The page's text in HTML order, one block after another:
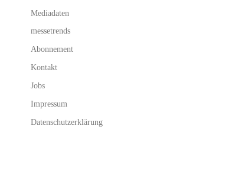
Mediadaten
messetrends
Abonnement
Kontakt
Jobs
Impressum
Datenschutzerklärung